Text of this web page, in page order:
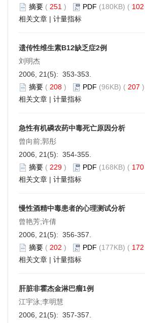
摘要 ( 251 ) PDF (180KB) ( 102
相关文章 | 计量指标
遗传性维生素B12缺乏症2例
刘明杰
2006, 21(5): 353-353.
摘要 ( 208 ) PDF (96KB) ( 207 )
相关文章 | 计量指标
急性有机磷农药中毒死亡原因分析
曾向前;郭彤
2006, 21(5): 354-355.
摘要 ( 229 ) PDF (168KB) ( 170
相关文章 | 计量指标
慢性酒精中毒患者的心理测试分析
曾艳芳;许倩
2006, 21(5): 356-357.
摘要 ( 202 ) PDF (177KB) ( 172
相关文章 | 计量指标
肝脏非霍杰金淋巴瘤1例
江宇泳;李明慧
2006, 21(5): 357-357.